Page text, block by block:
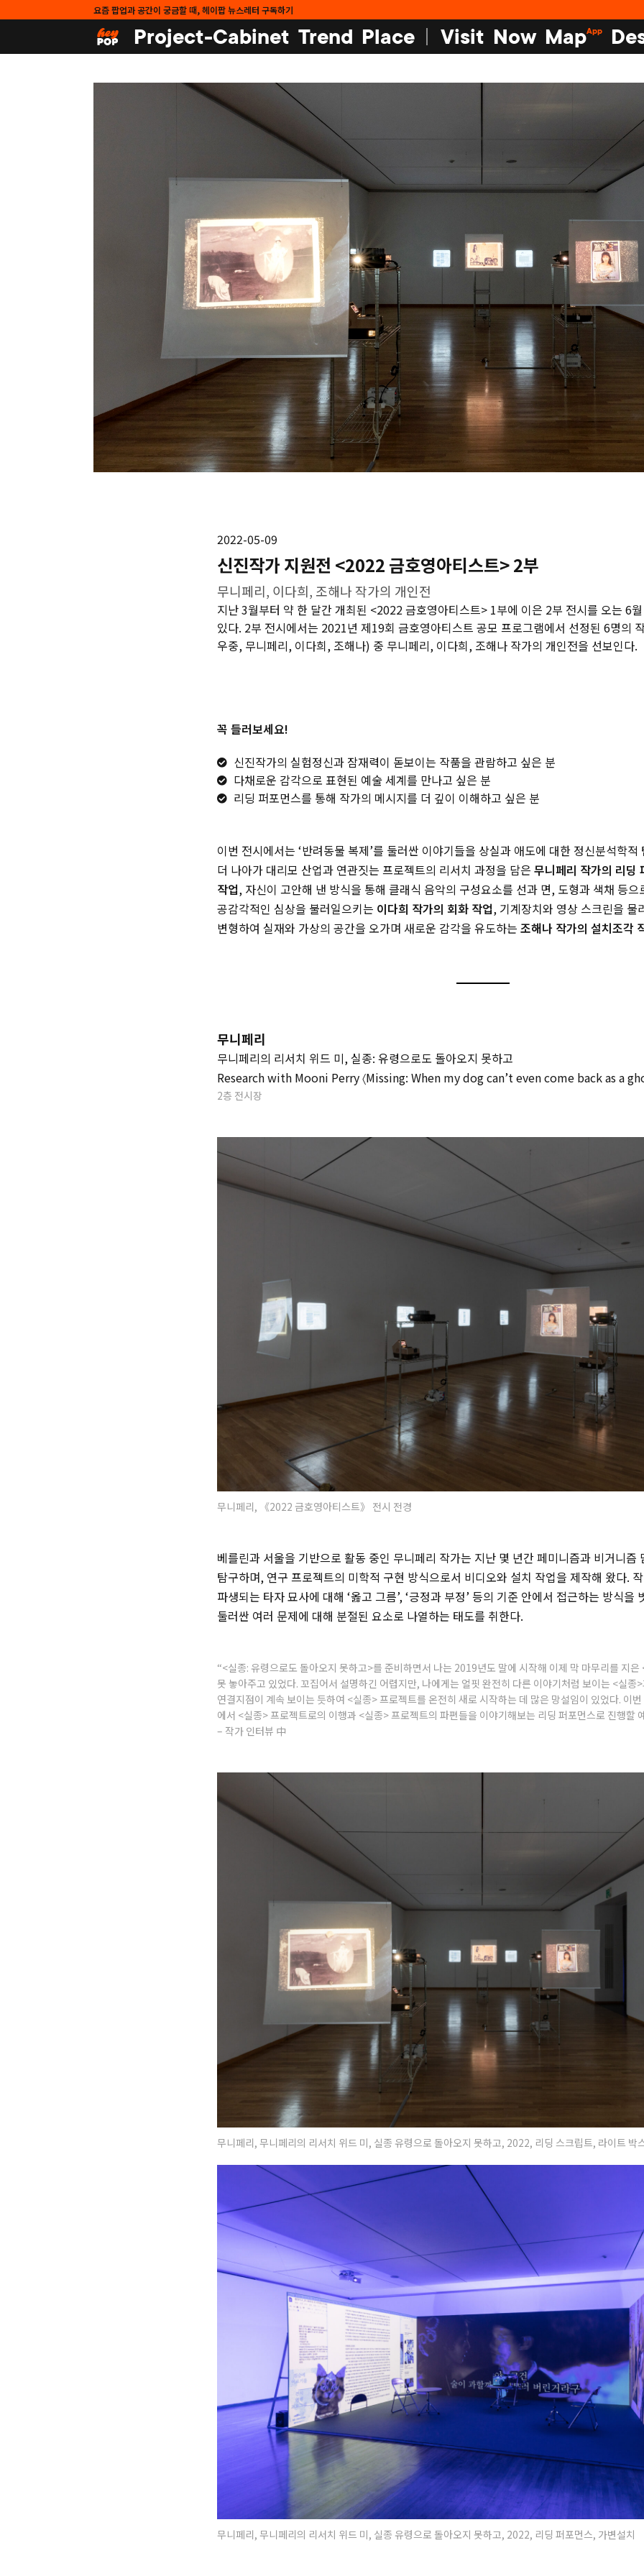
요즘 팝업과 공간이 궁금할 때, 헤이팝 뉴스레터 구독하기
Project-Cabinet Trend Place Visit Now MapApp
2022-05-09
신진작가 지원전 <2022 금호영아티스트> 2부
무니페리, 이다희, 조해나 작가의 개인전
지난 3월부터 약 한 달간 개최된 <2022 금호영아티스트> 1부에 이은 2부 전시를 오는 6
있다. 2부 전시에서는 2021년 제19회 금호영아티스트 공모 프로그램에서 선정된 6명의
우중, 무니페리, 이다희, 조해나) 중 무니페리, 이다희, 조해나 작가의 개인전을 선보인다.
꼭 들러보세요!
신진작가의 실험정신과 잠재력이 돋보이는 작품을 관람하고 싶은 분
다채로운 감각으로 표현된 예술 세계를 만나고 싶은 분
리딩 퍼포먼스를 통해 작가의 메시지를 더 깊이 이해하고 싶은 분
이번 전시에서는 ‘반려동물 복제’를 둘러싼 이야기들을 상실과 애도에 대한 정신분석학
더 나아가 대리모 산업과 연관짓는 프로젝트의 리서치 과정을 담은 무니페리 작가의 리딩
작업, 자신이 고안해 낸 방식을 통해 클래식 음악의 구성요소를 선과 면, 도형과 색채 등으
공감각적인 심상을 불러일으키는 이다희 작가의 회화 작업, 기계장치와 영상 스크린을 물
변형하여 실재와 가상의 공간을 오가며 새로운 감각을 유도하는 조해나 작가의 설치조각
무니페리
무니페리의 리서치 위드 미, 실종: 유령으로도 돌아오지 못하고
Research with Mooni Perry 〈Missing: When my dog can’t even come back as a
2층 전시장
무니페리, 《2022 금호영아티스트》 전시 전경
베를린과 서울을 기반으로 활동 중인 무니페리 작가는 지난 몇 년간 페미니즘과 비거니즘
탐구하며, 연구 프로젝트의 미학적 구현 방식으로서 비디오와 설치 작업을 제작해 왔다.
파생되는 타자 묘사에 대해 ‘옳고 그름’, ‘긍정과 부정’ 등의 기준 안에서 접근하는 방식을
둘러싼 여러 문제에 대해 분절된 요소로 나열하는 태도를 취한다.
“<실종: 유령으로도 돌아오지 못하고>를 준비하면서 나는 2019년도 말에 시작해 이제 막 마무리를 지
못 놓아주고 있었다. 꼬집어서 설명하긴 어렵지만, 나에게는 얼핏 완전히 다른 이야기처럼 보이는 <실종
연결지점이 계속 보이는 듯하여 <실종> 프로젝트를 온전히 새로 시작하는 데 많은 망설임이 있었다. 이
에서 <실종> 프로젝트로의 이행과 <실종> 프로젝트의 파편들을 이야기해보는 리딩 퍼포먼스로 진행할
– 작가 인터뷰 中
무니페리, 무니페리의 리서치 위드 미, 실종 유령으로 돌아오지 못하고, 2022, 리딩 스크립트, 라이트 박
무니페리, 무니페리의 리서치 위드 미, 실종 유령으로 돌아오지 못하고, 2022, 리딩 퍼포먼스, 가변설치